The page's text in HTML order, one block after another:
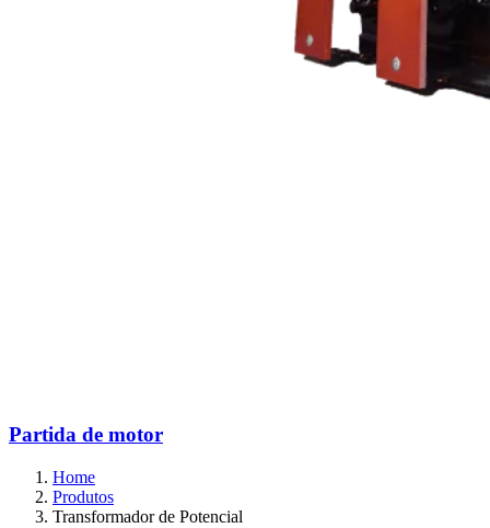
Partida de motor
Home
Produtos
Transformador de Potencial